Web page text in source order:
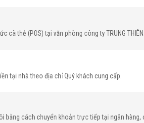
cà thẻ (POS) tại văn phòng công ty TRUNG THIÊN.
tại nhà theo địa chỉ Quý khách cung cấp.
bằng cách chuyển khoản trực tiếp tại ngân hàng,